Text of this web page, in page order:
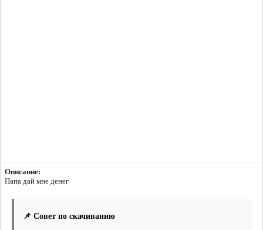
Описание:
Папа дай мне денег
📌 Совет по скачиванию